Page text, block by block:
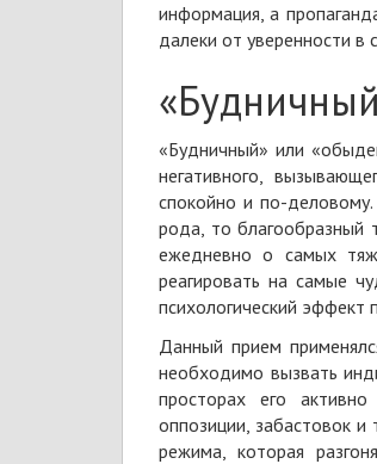
информация, а
далеки от уверенности в
«Будничный» или
негативного,
спокойно и по-
рода, то
ежедневно о самых
реагировать на самые
психологический эффект
Данный прием
необходимо вызвать
просторах его
оппозиции, забастовок
режима, которая